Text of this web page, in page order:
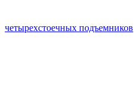
четырехстоечных подъемников